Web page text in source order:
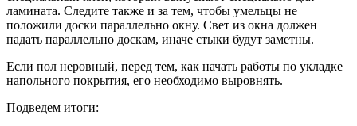
ламината. Следите также и за тем, чтобы умельцы не
положили доски параллельно окну. Свет из окна должен
падать параллельно доскам, иначе стыки будут заметны.
Если пол неровный, перед тем, как начать работы по укладке
напольного покрытия, его необходимо выровнять.
Подведем итоги: